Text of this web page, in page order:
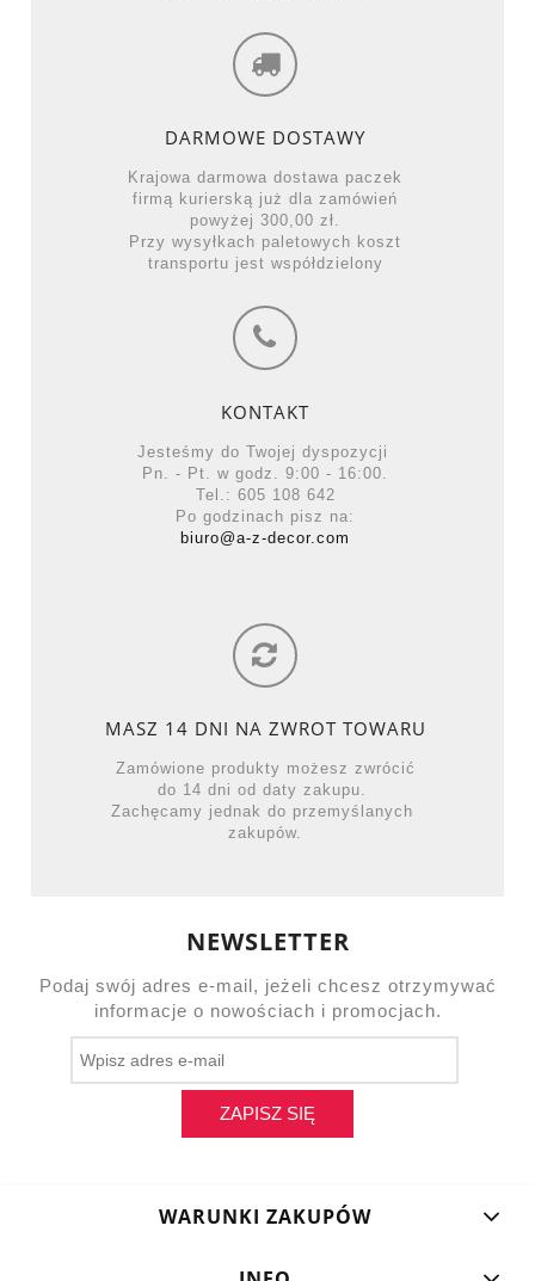
DARMOWE DOSTAWY
Krajowa darmowa dostawa paczek
firmą kurierską już dla zamówień
powyżej 300,00 zł.
Przy wysyłkach paletowych koszt
transportu jest współdzielony
KONTAKT
Jesteśmy do Twojej dyspozycji
Pn. - Pt. w godz. 9:00 - 16:00.
Tel.: 605 108 642
Po godzinach pisz na:
biuro@a-z-decor.com
MASZ 14 DNI NA ZWROT TOWARU
Zamówione produkty możesz zwrócić
do 14 dni od daty zakupu.
Zachęcamy jednak do przemyślanych
zakupów.
NEWSLETTER
Podaj swój adres e-mail, jeżeli chcesz otrzymywać
informacje o nowościach i promocjach.
ZAPISZ SIĘ
WARUNKI ZAKUPÓW